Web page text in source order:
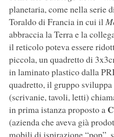
planetaria, come nella serie
Toraldo di Francia in cui il
abbraccia la Terra e la
il reticolo poteva essere
piccola, un quadretto di
in laminato plastico dalla
quadretto, il gruppo
(scrivanie, tavoli, letti)
in prima istanza proposto a
(azienda che aveva già
mobili di ispirazione “pop”,